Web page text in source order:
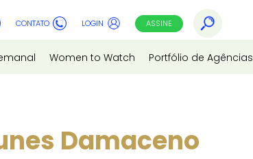
CONTATO LOGIN ASSINE
Women to Watch Portfólio de Agências
Damaceno